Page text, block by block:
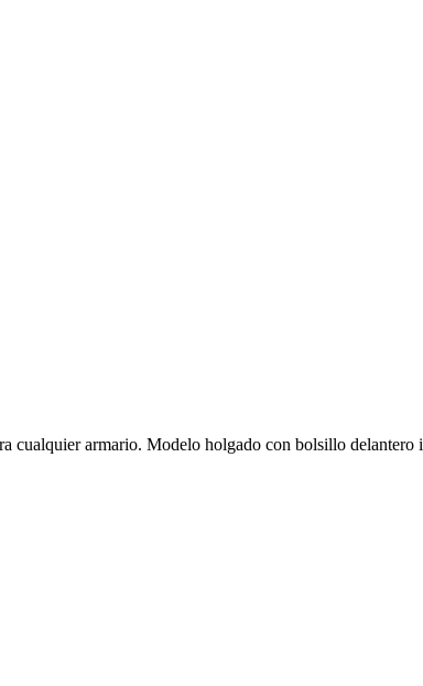
cualquier armario. Modelo holgado con bolsillo